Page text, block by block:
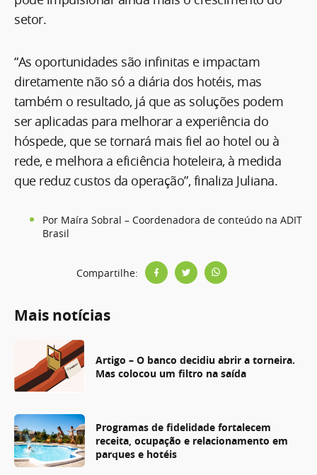
setor.
“As oportunidades são infinitas e impactam
diretamente não só a diária dos hotéis, mas
também o resultado, já que as soluções podem
ser aplicadas para melhorar a experiência do
hóspede, que se tornará mais fiel ao hotel ou à
rede, e melhora a eficiência hoteleira, à medida
que reduz custos da operação”, finaliza Juliana.
Por Maíra Sobral – Coordenadora de conteúdo na ADIT
Brasil
Compartilhe:
Mais notícias
Artigo – O banco decidiu abrir a torneira.
Mas colocou um filtro na saída
Programas de fidelidade fortalecem
receita, ocupação e relacionamento em
parques e hotéis